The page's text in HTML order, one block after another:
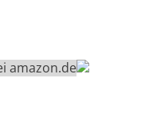
amazon.de